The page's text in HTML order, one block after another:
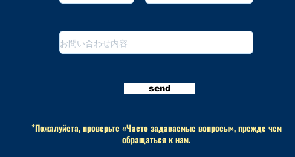
send
*Пожалуйста, проверьте «Часто задаваемые вопросы», прежде чем
обращаться к нам.